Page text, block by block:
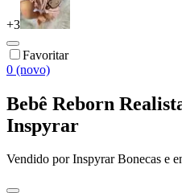
+3
Favoritar
0 (novo)
Bebê Reborn
Inspyrar
Vendido porInspyrar Bonecas e